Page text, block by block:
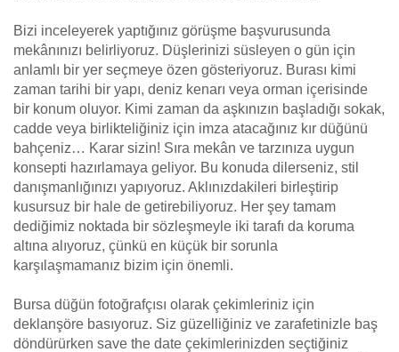
Bizi inceleyerek yaptığınız görüşme başvurusunda
mekânınızı belirliyoruz. Düşlerinizi süsleyen o gün için
anlamlı bir yer seçmeye özen gösteriyoruz. Burası kimi
zaman tarihi bir yapı, deniz kenarı veya orman içerisinde
bir konum oluyor. Kimi zaman da aşkınızın başladığı sokak,
cadde veya birlikteliğiniz için imza atacağınız kır düğünü
bahçeniz… Karar sizin! Sıra mekân ve tarzınıza uygun
konsepti hazırlamaya geliyor. Bu konuda dilerseniz, stil
danışmanlığınızı yapıyoruz. Aklınızdakileri birleştirip
kusursuz bir hale de getirebiliyoruz. Her şey tamam
dediğimiz noktada bir sözleşmeyle iki tarafı da koruma
altına alıyoruz, çünkü en küçük bir sorunla
karşılaşmamanız bizim için önemli.
Bursa düğün fotoğrafçısı olarak çekimleriniz için
deklanşöre basıyoruz. Siz güzelliğiniz ve zarafetinizle baş
döndürürken save the date çekimlerinizden seçtiğiniz